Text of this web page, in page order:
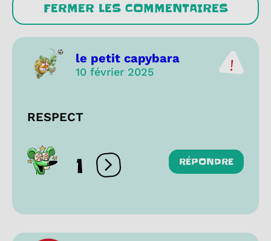
FERMER LES COMMENTAIRES
le petit capybara
10 février 2025
RESPECT
1 Ouvrir les réactions
RÉPONDRE